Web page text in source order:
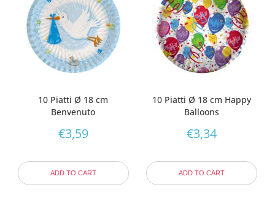
10 Piatti Ø 18 cm
Benvenuto
€3,59
ADD TO CART
10 Piatti Ø 18 cm Happy
Balloons
€3,34
ADD TO CART